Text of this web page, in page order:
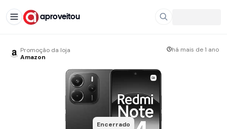
aproveitou
Promoção da loja
Amazon
há mais de 1 ano
Encerrado